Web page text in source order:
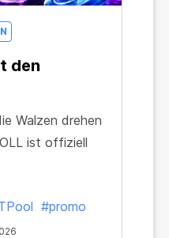
den
Walzen drehen
ist offiziell
#promo